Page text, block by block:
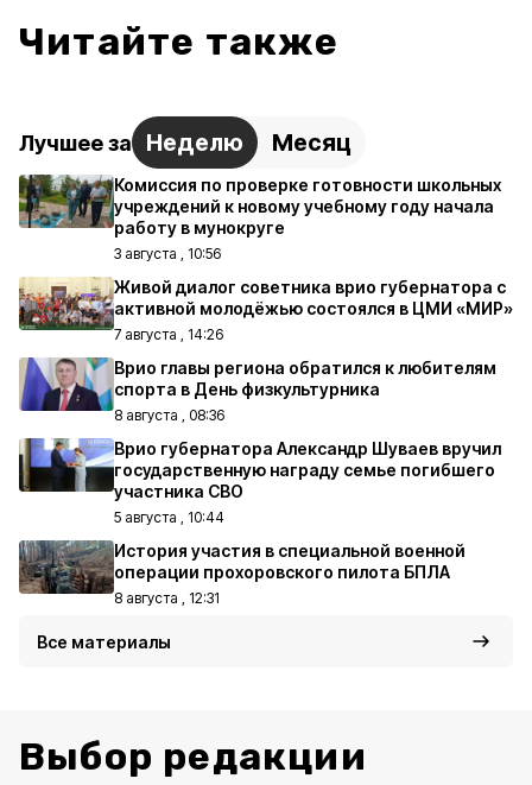
Читайте также
Лучшее за Неделю Месяц
Комиссия по проверке готовности школьных
учреждений к новому учебному году начала
работу в мунокруге
3 августа , 10:56
Живой диалог советника врио губернатора с
активной молодёжью состоялся в ЦМИ «МИР»
7 августа , 14:26
Врио главы региона обратился к любителям
спорта в День физкультурника
8 августа , 08:36
Врио губернатора Александр Шуваев вручил
государственную награду семье погибшего
участника СВО
5 августа , 10:44
История участия в специальной военной
операции прохоровского пилота БПЛА
8 августа , 12:31
Все материалы
Выбор редакции